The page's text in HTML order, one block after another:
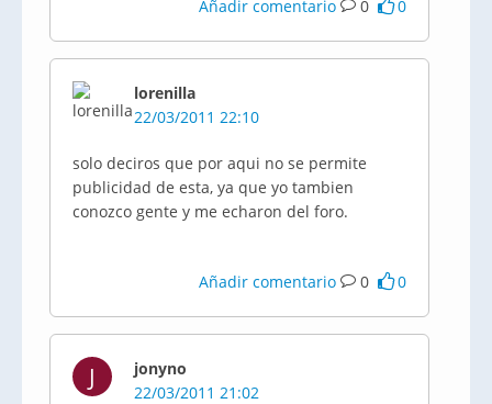
Añadir comentario 0 0
lorenilla
22/03/2011 22:10
solo deciros que por aqui no se permite
publicidad de esta, ya que yo tambien
conozco gente y me echaron del foro.
Añadir comentario 0 0
J
jonyno
22/03/2011 21:02